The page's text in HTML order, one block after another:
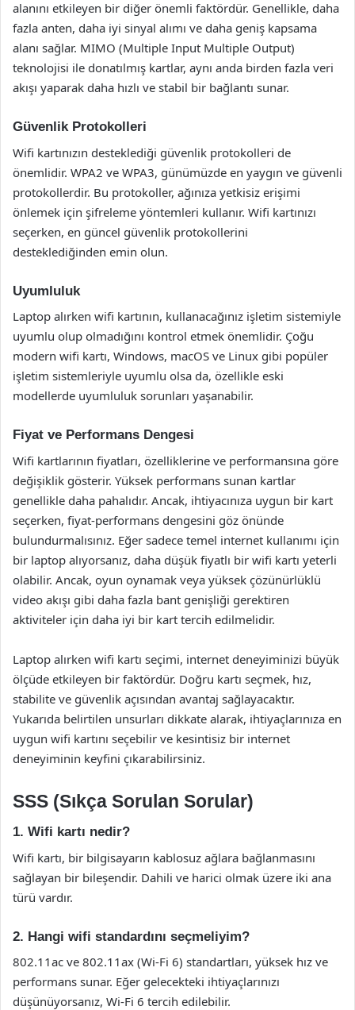
alanını etkileyen bir diğer önemli faktördür. Genellikle, daha
fazla anten, daha iyi sinyal alımı ve daha geniş kapsama
alanı sağlar. MIMO (Multiple Input Multiple Output)
teknolojisi ile donatılmış kartlar, aynı anda birden fazla veri
akışı yaparak daha hızlı ve stabil bir bağlantı sunar.
Güvenlik Protokolleri
Wifi kartınızın desteklediği güvenlik protokolleri de
önemlidir. WPA2 ve WPA3, günümüzde en yaygın ve güvenli
protokollerdir. Bu protokoller, ağınıza yetkisiz erişimi
önlemek için şifreleme yöntemleri kullanır. Wifi kartınızı
seçerken, en güncel güvenlik protokollerini
desteklediğinden emin olun.
Uyumluluk
Laptop alırken wifi kartının, kullanacağınız işletim sistemiyle
uyumlu olup olmadığını kontrol etmek önemlidir. Çoğu
modern wifi kartı, Windows, macOS ve Linux gibi popüler
işletim sistemleriyle uyumlu olsa da, özellikle eski
modellerde uyumluluk sorunları yaşanabilir.
Fiyat ve Performans Dengesi
Wifi kartlarının fiyatları, özelliklerine ve performansına göre
değişiklik gösterir. Yüksek performans sunan kartlar
genellikle daha pahalıdır. Ancak, ihtiyacınıza uygun bir kart
seçerken, fiyat-performans dengesini göz önünde
bulundurmalısınız. Eğer sadece temel internet kullanımı için
bir laptop alıyorsanız, daha düşük fiyatlı bir wifi kartı yeterli
olabilir. Ancak, oyun oynamak veya yüksek çözünürlüklü
video akışı gibi daha fazla bant genişliği gerektiren
aktiviteler için daha iyi bir kart tercih edilmelidir.
Laptop alırken wifi kartı seçimi, internet deneyiminizi büyük
ölçüde etkileyen bir faktördür. Doğru kartı seçmek, hız,
stabilite ve güvenlik açısından avantaj sağlayacaktır.
Yukarıda belirtilen unsurları dikkate alarak, ihtiyaçlarınıza en
uygun wifi kartını seçebilir ve kesintisiz bir internet
deneyiminin keyfini çıkarabilirsiniz.
SSS (Sıkça Sorulan Sorular)
1. Wifi kartı nedir?
Wifi kartı, bir bilgisayarın kablosuz ağlara bağlanmasını
sağlayan bir bileşendir. Dahili ve harici olmak üzere iki ana
türü vardır.
2. Hangi wifi standardını seçmeliyim?
802.11ac ve 802.11ax (Wi-Fi 6) standartları, yüksek hız ve
performans sunar. Eğer gelecekteki ihtiyaçlarınızı
düşünüyorsanız, Wi-Fi 6 tercih edilebilir.